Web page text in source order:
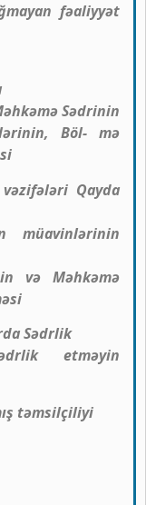
fəaliyyət
Sədrinin
Böl- mə
Qayda
müavinlərinin
və Məhkəmə
Sədrlik
etməyin
təmsilçiliyi